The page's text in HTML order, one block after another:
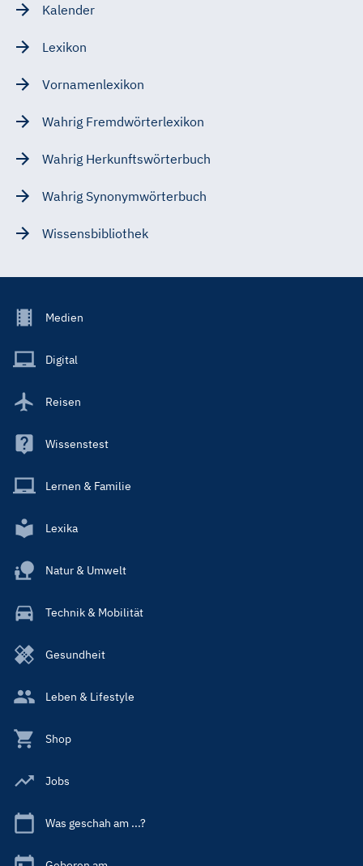
Kalender
Lexikon
Vornamenlexikon
Wahrig Fremdwörterlexikon
Wahrig Herkunftswörterbuch
Wahrig Synonymwörterbuch
Wissensbibliothek
Footer
Main
Medien
Digital
Reisen
Wissenstest
Lernen & Familie
Lexika
Natur & Umwelt
Technik & Mobilität
Gesundheit
Leben & Lifestyle
Shop
Jobs
Was geschah am ...?